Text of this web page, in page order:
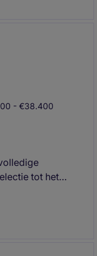
als buiten het
- €38.400
tot het
én nauw
te